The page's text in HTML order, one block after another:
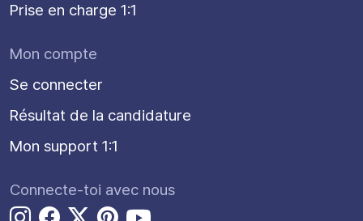
Prise en charge 1:1
Mon compte
Se connecter
Résultat de la candidature
Mon support 1:1
Connecte-toi avec nous